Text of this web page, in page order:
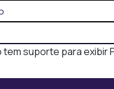
suporte para exibir